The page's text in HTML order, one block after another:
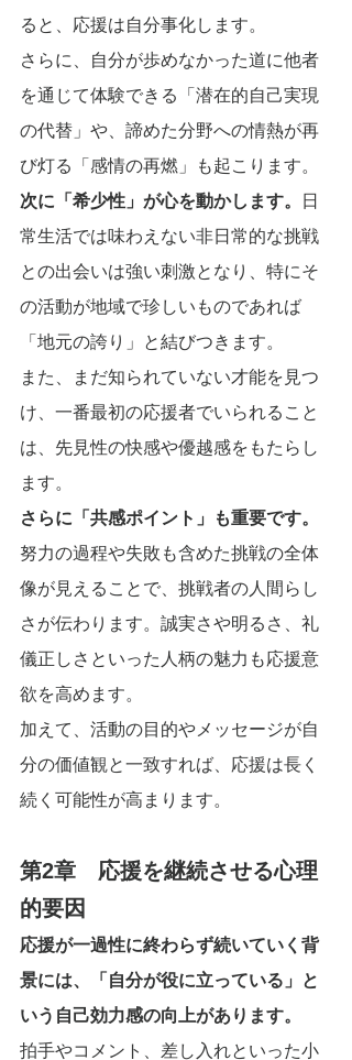
ると、応援は自分事化します。
さらに、自分が歩めなかった道に他者
を通じて体験できる「潜在的自己実現
の代替」や、諦めた分野への情熱が再
び灯る「感情の再燃」も起こります。
次に「希少性」が心を動かします。
日
常生活では味わえない非日常的な挑戦
との出会いは強い刺激となり、特にそ
の活動が地域で珍しいものであれば
「地元の誇り」と結びつきます。
また、まだ知られていない才能を見つ
け、一番最初の応援者でいられること
は、先見性の快感や優越感をもたらし
ます。
さらに「共感ポイント」も重要です。
努力の過程や失敗も含めた挑戦の全体
像が見えることで、挑戦者の人間らし
さが伝わります。誠実さや明るさ、礼
儀正しさといった人柄の魅力も応援意
欲を高めます。
加えて、活動の目的やメッセージが自
分の価値観と一致すれば、応援は長く
続く可能性が高まります。
第2章　応援を継続させる心理
的要因
応援が一過性に終わらず続いていく背
景には、「自分が役に立っている」と
いう自己効力感の向上があります。
拍手やコメント、差し入れといった小